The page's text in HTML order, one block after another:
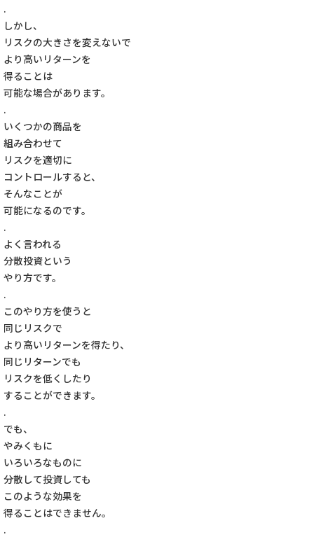
.
しかし、
リスクの大きさを変えないで
より高いリターンを
得ることは
可能な場合があります。
.
いくつかの商品を
組み合わせて
リスクを適切に
コントロールすると、
そんなことが
可能になるのです。
.
よく言われる
分散投資という
やり方です。
.
このやり方を使うと
同じリスクで
より高いリターンを得たり、
同じリターンでも
リスクを低くしたり
することができます。
.
でも、
やみくもに
いろいろなものに
分散して投資しても
このような効果を
得ることはできません。
.